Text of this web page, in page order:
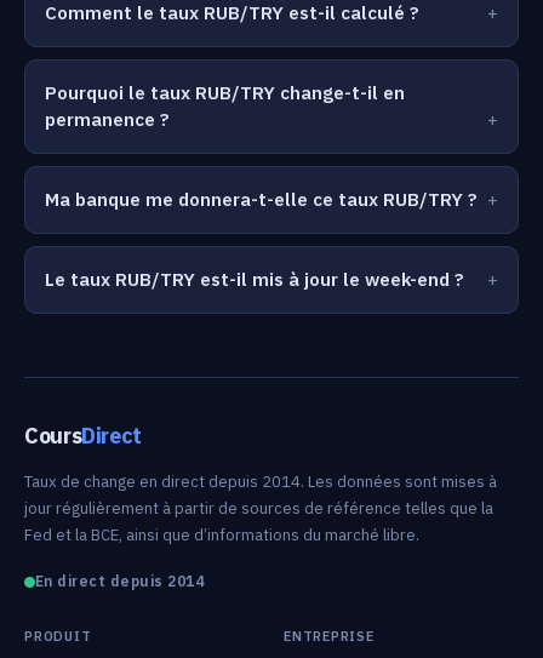
Comment le taux RUB/TRY est-il calculé ?
Pourquoi le taux RUB/TRY change-t-il en
permanence ?
Ma banque me donnera-t-elle ce taux RUB/TRY ?
Le taux RUB/TRY est-il mis à jour le week-end ?
CoursDirect
Taux de change en direct depuis 2014. Les données sont mises à
jour régulièrement à partir de sources de référence telles que la
Fed et la BCE, ainsi que d’informations du marché libre.
En direct depuis 2014
PRODUIT ENTREPRISE